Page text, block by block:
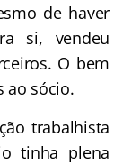
de haver
si, vendeu
O bem
ao sócio.
trabalhista
tinha plena